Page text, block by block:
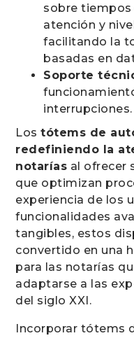
sobre tiempos
atención y
facilitando la
basadas en
Soporte
interrupciones.
Lostótems de
redefiniendo la
notarías al ofrecer
que optimizan
experiencia de los
funcionalidades
tangibles, estos
convertido en una
para las notarías
adaptarse a las
del siglo XXI.
Incorporar tótems